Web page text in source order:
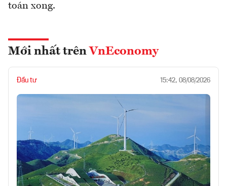
toán xong.
Mới nhất trên VnEconomy
Đầu tư 15:42, 08/08/2026